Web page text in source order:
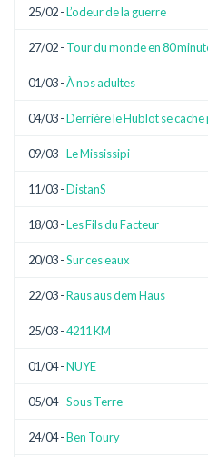
25/02 -L’odeur de la guerre
27/02 - Tour du monde en 80
01/03 -À nos adultes
04/03 -Derrière le Hublot se
09/03 -Le Mississipi
11/03 -DistanS
18/03 -Les Fils du Facteur
20/03 -Sur ces eaux
22/03 -Raus aus dem Haus
25/03 -4211 KM
01/04 -NUYE
05/04 -Sous Terre
24/04 -Ben Toury